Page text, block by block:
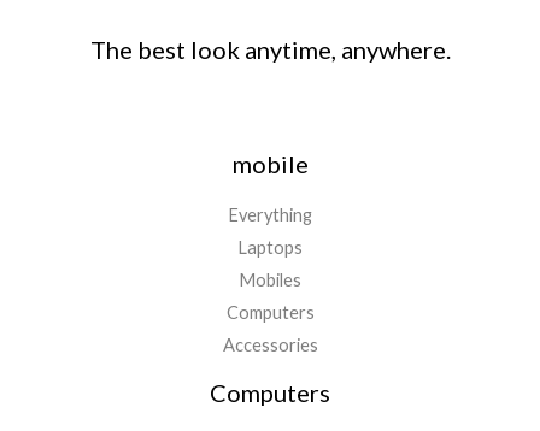
The best look anytime, anywhere.
mobile
Everything
Laptops
Mobiles
Computers
Accessories
Computers